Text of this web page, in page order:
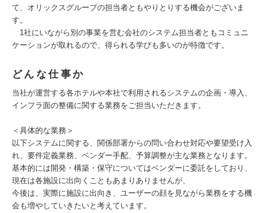
て、オリックスグループの担当者ともやりとりする機会がございま
す。
1社にいながら別の事業を営む会社のシステム担当者ともコミュニ
ケーションが取れるので、得られる学びも多いのが特徴です。
どんな仕事か
当社が運営する各ホテルや本社で利用されるシステムの企画・導入、
インフラ面の整備に関する業務をご担当いただきます。
＜具体的な業務＞
以下システムに関する、関係部署からの問い合わせ対応や要望受け入
れ、要件定義業務、ベンダー手配、予算調整が主な業務となります。
基本的には開発・構築・保守についてはベンダーに委託をしており、
現在は各施設に出向くこともあまりありませんが、
今後は、実際に施設に出向き、ユーザーの顔を見ながら業務をする機
会も増やしていきたいと考えています。